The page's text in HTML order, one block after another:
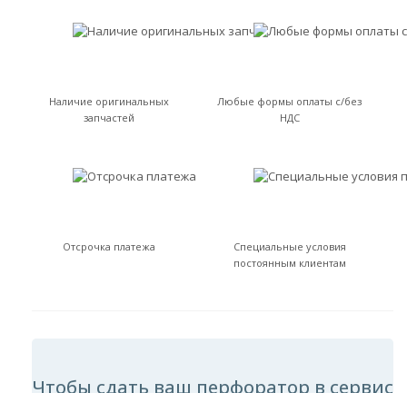
Наличие оригинальных
запчастей
Любые формы оплаты с/без
НДС
Отсрочка платежа
Специальные условия
постоянным клиентам
Чтобы сдать ваш перфоратор в сервис